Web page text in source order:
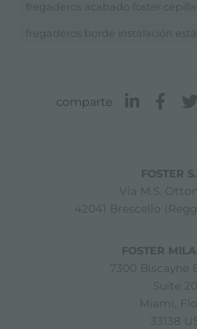
fregaderos acabado foster
fregaderos borde instalación
comparte
FOSTER
Via M.S.
42041 Brescello
FOSTER
7300 Biscayne
Suite
Miami,
33138